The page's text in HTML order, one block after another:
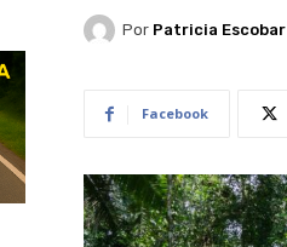
Por Patricia Escobar
Facebook